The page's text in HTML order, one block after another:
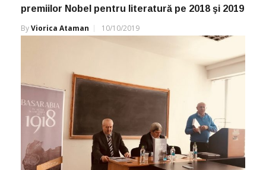
premiilor Nobel pentru literatură pe 2018 şi 2019
ByViorica Ataman 10/10/2019